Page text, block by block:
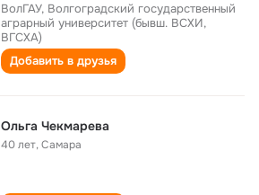
ВолГАУ, Волгоградский государственный
аграрный университет (бывш. ВСХИ,
ВГСХА)
Добавить в друзья
Ольга Чекмарева
40 лет,Самара